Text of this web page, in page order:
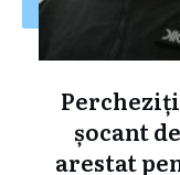
șocant
arestat